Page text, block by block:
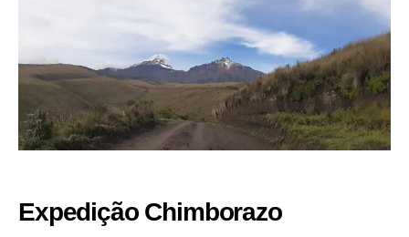
Expedição Chimborazo